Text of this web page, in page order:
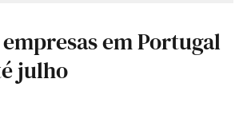
em Portugal
julho